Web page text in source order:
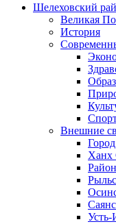
Шелеховский
Великая
История
Внешние
Ханх